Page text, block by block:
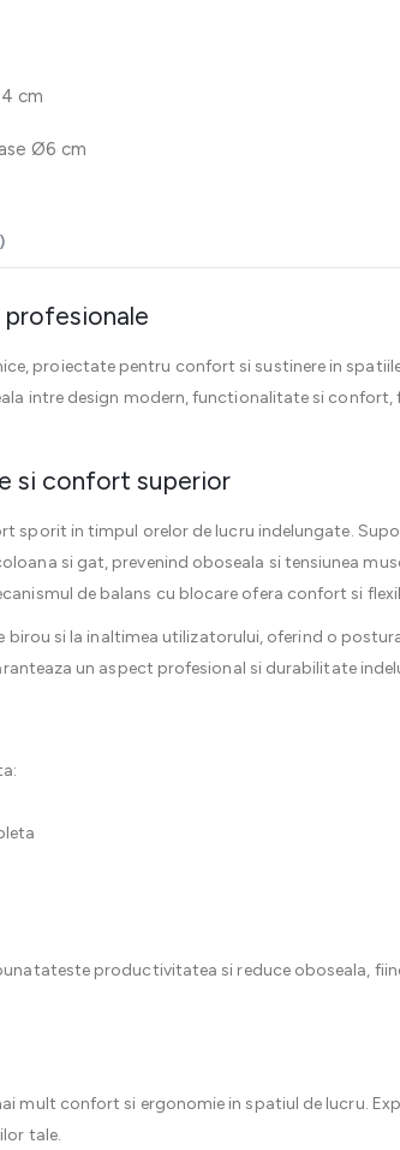
cm
Ø6 cm
proiectate pentru confort si sustinere in
intre design modern, functionalitate si
si confort superior
sporit in timpul orelor de lucru indelungate.
si gat, prevenind oboseala si tensiunea
de balans cu blocare ofera confort si
birou si la inaltimea utilizatorului, oferind o
un aspect profesional si durabilitate
productivitatea si reduce oboseala,
mult confort si ergonomie in spatiul de lucru.
tale.